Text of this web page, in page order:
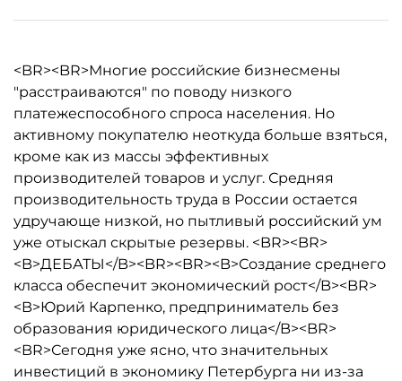
<BR><BR>Многие российские бизнесмены
"расстраиваются" по поводу низкого
платежеспособного спроса населения. Но
активному покупателю неоткуда больше взяться,
кроме как из массы эффективных
производителей товаров и услуг. Средняя
производительность труда в России остается
удручающе низкой, но пытливый российский ум
уже отыскал скрытые резервы. <BR><BR>
<B>ДЕБАТЫ</B><BR><BR><B>Создание среднего
класса обеспечит экономический рост</B><BR>
<B>Юрий Карпенко, предприниматель без
образования юридического лица</B><BR>
<BR>Сегодня уже ясно, что значительных
инвестиций в экономику Петербурга ни из-за